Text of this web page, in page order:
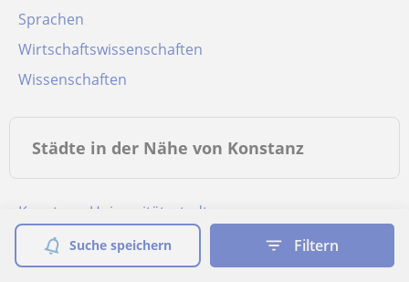
Suche speichern Filtern
Sprachen
Wirtschaftswissenschaften
Wissenschaften
Städte in der Nähe von Konstanz
Konstanz, Universitätsstadt
Radolfzell am Bodensee
Singen (Hohentwiel)